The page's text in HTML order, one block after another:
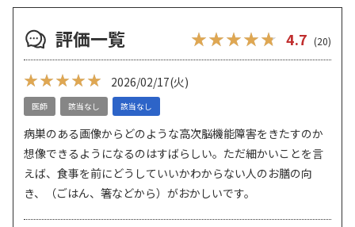
評価一覧 ★★★★★
★★★★★ 4.7 (20)
★★★★★
★★★★★ 2026/02/17(火)
医師 該当なし 該当なし
病巣のある画像からどのような高次脳機能障害をきたすのか
想像できるようになるのはすばらしい。ただ細かいことを言
えば、食事を前にどうしていいかわからない人のお膳の向
き、（ごはん、箸などから）がおかしいです。